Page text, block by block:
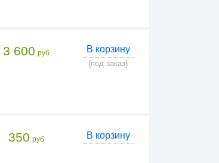
3 600 руб В корзину
(под заказ)
350 руб В корзину